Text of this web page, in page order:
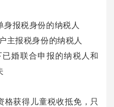
报税身份的纳税人
主报税身份的纳税人
婚联合申报的纳税人和
格获得儿童税收抵免，只